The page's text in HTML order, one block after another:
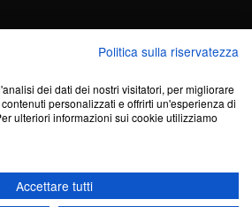
- P. Iva 02703440061 - Cod.
Politica sulla riservatezza
dei dati dei nostri visitatori, per migliorare
personalizzati e offrirti un'esperienza di
ulteriori informazioni sui cookie utilizziamo
Accettare tutti